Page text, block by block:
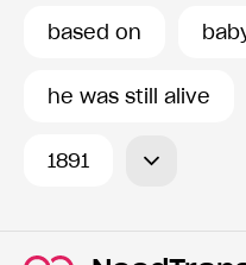
based on
he was still alive
1891